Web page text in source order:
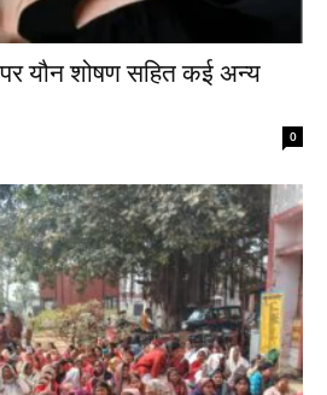
पर यौन शोषण सहित कई अन्य
0